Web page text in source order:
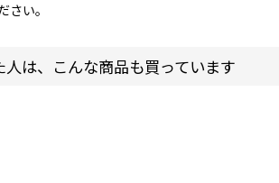
さい。
人は、こんな商品も買っています